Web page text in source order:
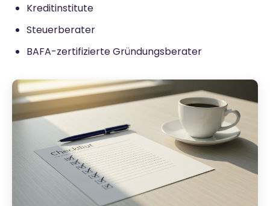
Kreditinstitute
Steuerberater
BAFA-zertifizierte Gründungsberater